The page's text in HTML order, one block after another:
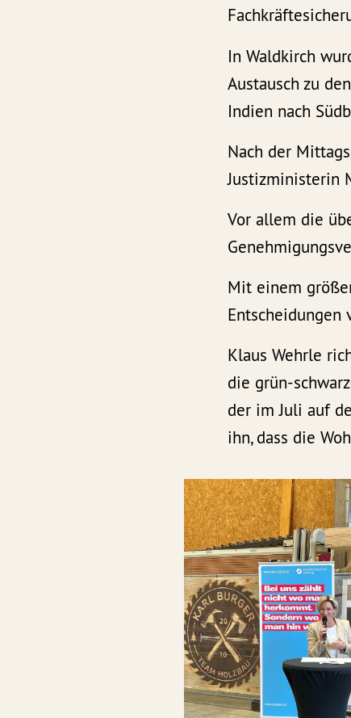
In Waldkirch
Austausch zu
Indien nach
Nach der
Justizministerin
Vor allem die
Mit einem
Entscheidungen
Klaus Wehrle
die grün-
der im Juli auf
ihn, dass die